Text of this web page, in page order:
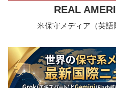
REAL
米保守メディア（英語